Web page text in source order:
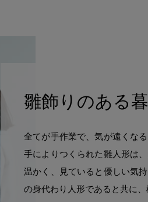
雛飾りのある
全てが手作業で、気が遠くな
手によりつくられた雛人形は
温かく、見ていると優しい気
の身代わり人形であると共に、